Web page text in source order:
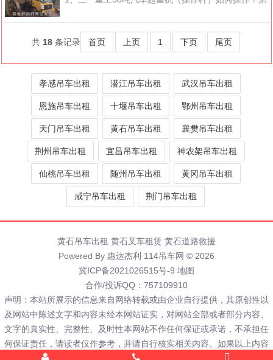
共18 条记录 首页 上页 1 下页 尾页
孝感吊车出租 潜江吊车出租 武汉吊车出租
恩施吊车出租 十堰吊车出租 鄂州吊车出租
天门吊车出租 黄石吊车出租 襄樊吊车出租
荆州吊车出租 宜昌吊车出租 神农架吊车出租
仙桃吊车出租 随州吊车出租 黄冈吊车出租
咸宁吊车出租 荆门吊车出租
黄石吊车出租 黄石叉车租赁 黄石道路救援
Powered By 惠达杰利 114吊车网 © 2026
冀ICP备2021026515号-9 地图
合作/投诉QQ：757109910
声明：本站所展示的信息来自网络转载或由企业自行提供，其原创性以
及网站中陈述文字和内容未经本网站证实，对网站全部或者部分内容、
文字的真实性、完整性、及时性本网站不作任何保证或承诺，不承担任
何保证责任，请读者仅作参考，并请自行核实相关内容。如果以上内容
侵犯您的版权或者非授权发布和其它问题请联系客服删除，谢谢。